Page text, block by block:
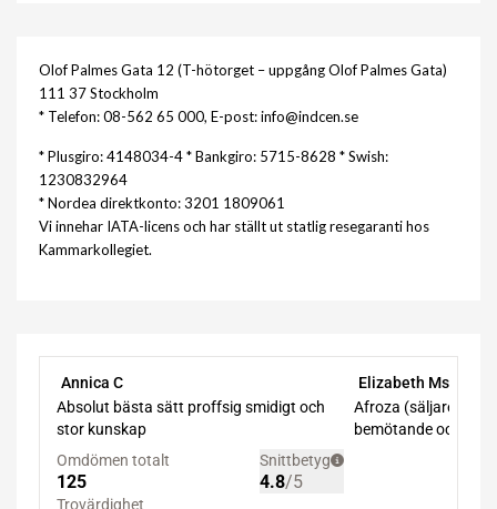
Olof Palmes Gata 12 (T-hötorget – uppgång Olof Palmes Gata)
111 37 Stockholm
* Telefon: 08-562 65 000, E-post: info@indcen.se
* Plusgiro: 4148034-4 * Bankgiro: 5715-8628 * Swish:
1230832964
* Nordea direktkonto: 3201 1809061
Vi innehar IATA-licens och har ställt ut statlig resegaranti hos
Kammarkollegiet.